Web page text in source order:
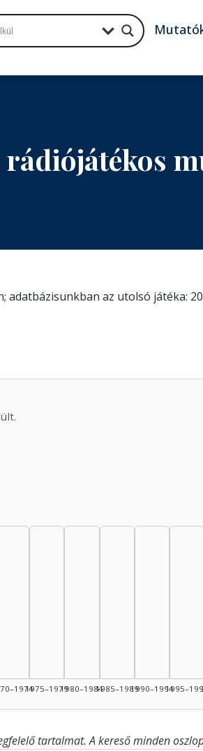
rádiójátékos
adatbázisunkban az utolsó játéka:
1975–19791980–19841985–19891990–1994
tartalmat. A kereső minden